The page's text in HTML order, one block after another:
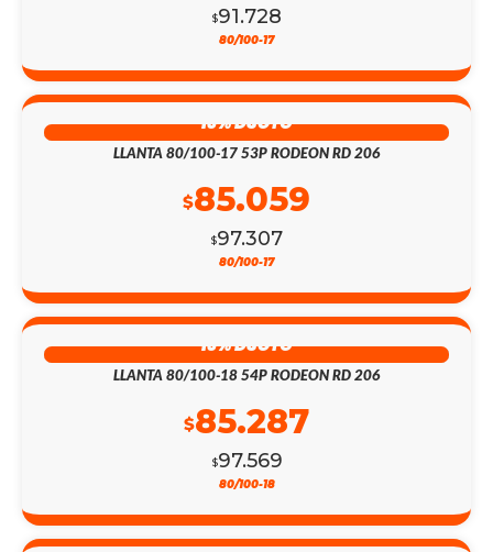
$91.728
80/100-17
13% DSCTO
LLANTA 80/100-17 53P RODEON RD 206
$97.307
$85.059
80/100-17
13% DSCTO
LLANTA 80/100-18 54P RODEON RD 206
$97.569
$85.287
80/100-18